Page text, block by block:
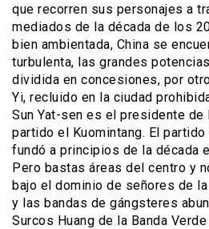
que recorren sus personajes a
mediados de la década de los
bien ambientada, China se
turbulenta, las grandes
dividida en concesiones, por
Yi, recluido en la ciudad
Sun Yat-sen es el presidente de
partido el Kuomintang. El
fundó a principios de la década
Pero bastas áreas del centro y
bajo el dominio de señores de
y las bandas de gángsteres
Surcos Huang de la Banda